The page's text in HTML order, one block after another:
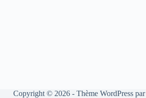
Copyright © 2026 - Thème WordPress par